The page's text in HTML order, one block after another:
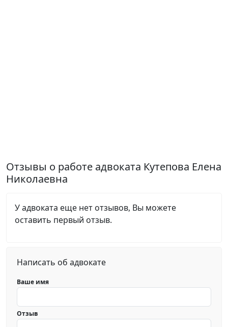
Отзывы о работе адвоката Кутепова Елена
Николаевна
У адвоката еще нет отзывов, Вы можете
оставить первый отзыв.
Написать об адвокате
Ваше имя
Отзыв